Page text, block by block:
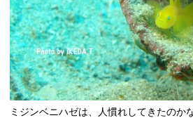
ミジンベニハゼは、人慣れしてきたのか